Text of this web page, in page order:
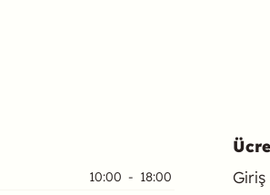
10:00 - 18:00